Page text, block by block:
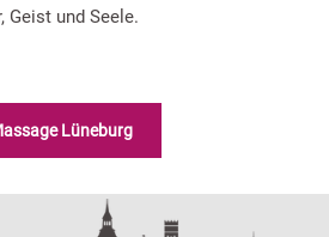
Geist und Seele.
Lüneburg